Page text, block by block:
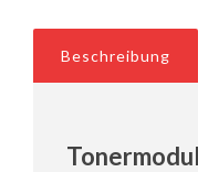
Beschreibung